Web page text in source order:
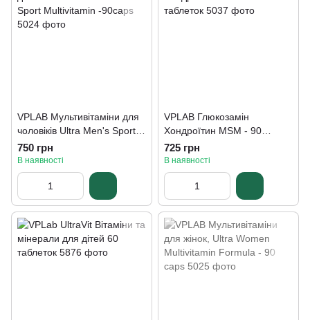
VPLAB Мультивітаміни для
чоловіків Ultra Men's Sport
Multivitamin -90caps
750 грн
В наявності
VPLAB Глюкозамін
Хондроїтин MSM - 90
таблеток
725 грн
В наявності